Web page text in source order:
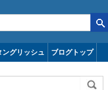
ングリッシュ ブログトップ